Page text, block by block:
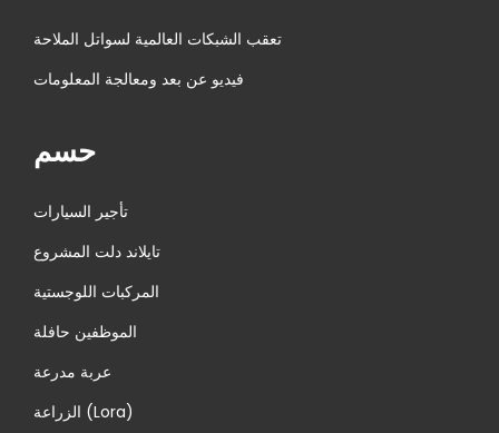
تعقب الشبكات العالمية لسواتل الملاحة
فيديو عن بعد ومعالجة المعلومات
حسم
تأجير السيارات
تايلاند دلت المشروع
المركبات اللوجستية
الموظفين حافلة
عربة مدرعة
الزراعة (Lora)